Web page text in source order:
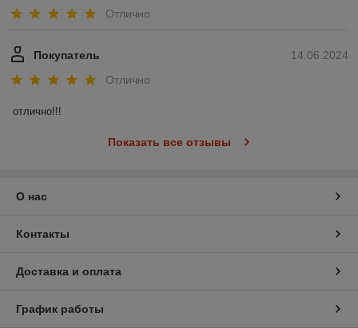
Отлично
14.06.2024
Покупатель
Отлично
отлично!!!
Показать все отзывы
О нас
Контакты
Доставка и оплата
График работы